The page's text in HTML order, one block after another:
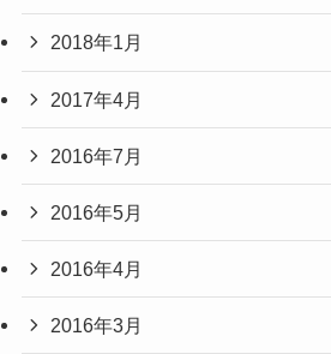
2018年1月
2017年4月
2016年7月
2016年5月
2016年4月
2016年3月